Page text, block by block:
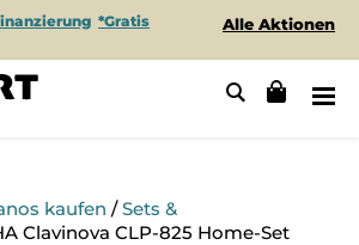
*Gratis
Alle Aktionen
kaufen /Sets &
Clavinova CLP-825 Home-Set